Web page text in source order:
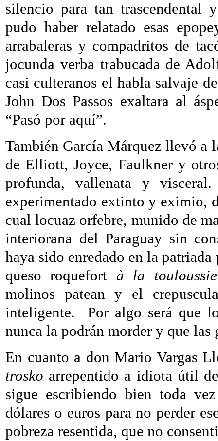
silencio para tan trascendental
pudo haber relatado esas
arrabaleras y compadritos de
jocunda verba trabucada de
casi culteranos el habla salvaje
John Dos Passos exaltara al
“Pasó por aquí”.
También García Márquez llevó a
de Elliott, Joyce, Faulkner y
profunda, vallenata y visceral.
experimentado extinto y eximio,
cual locuaz orfebre, munido de
interiorana del Paraguay sin
haya sido enredado en la
queso roquefort à la
molinos patean y el
inteligente.
Por algo será que
nunca la podrán morder y que las
En cuanto a don Mario Vargas
trosko arrepentido a idiota útil
sigue escribiendo bien toda
dólares o euros para no perder
pobreza resentida, que no